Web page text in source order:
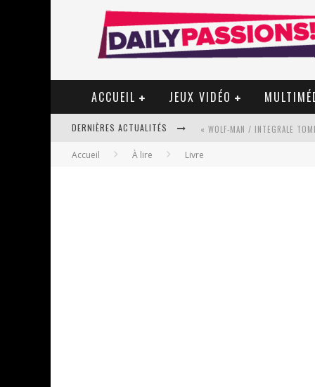
ACCUEIL JEUX VIDÉO
DERNIÈRES ACTUALITÉS « WOLF-MAN / INTEGRALE
Accueil À lire Livre